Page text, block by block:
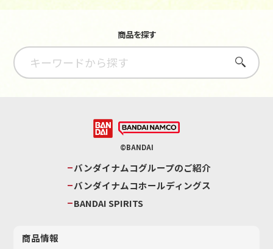
商品を探す
さがす
©BANDAI
バンダイナムコグループのご紹介
バンダイナムコホールディングス
BANDAI SPIRITS
商品情報